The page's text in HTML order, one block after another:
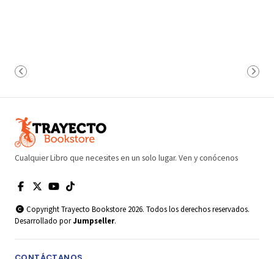
Cualquier Libro que necesites en un solo lugar. Ven y conócenos
Copyright Trayecto Bookstore 2026. Todos los derechos reservados.
Desarrollado porJumpseller.